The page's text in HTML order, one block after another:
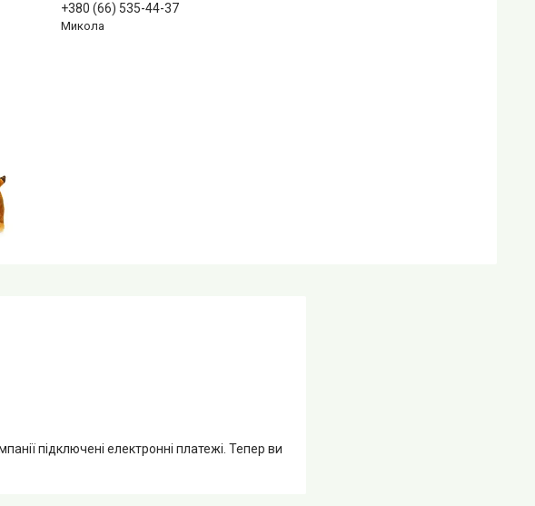
+380 (66) 535-44-37
Микола
підключені електронні платежі. Тепер ви